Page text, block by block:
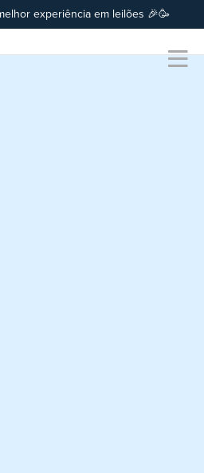
experiência em leilões 🎉🥳